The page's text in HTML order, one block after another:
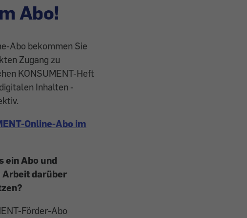
Abo!
Abo bekommen Sie
Zugang zu
KONSUMENT-Heft
Inhalten -
Online-Abo im
ein Abo und
Arbeit darüber
Förder-Abo